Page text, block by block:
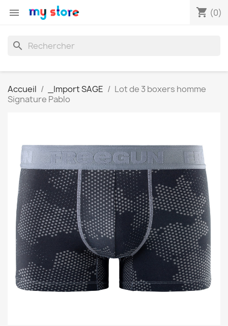
 shopping_cart (0)
search
Accueil _Import SAGE
Lot de 3 boxers homme
Signature Pablo